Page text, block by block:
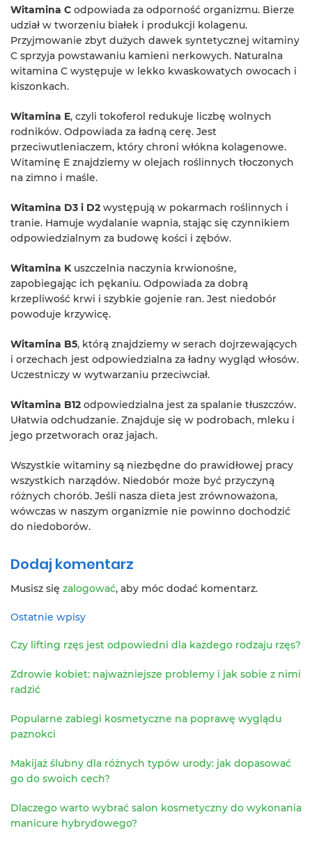
Witamina C odpowiada za odporność organizmu. Bierze
udział w tworzeniu białek i produkcji kolagenu.
Przyjmowanie zbyt dużych dawek syntetycznej witaminy
C sprzyja powstawaniu kamieni nerkowych. Naturalna
witamina C występuje w lekko kwaskowatych owocach i
kiszonkach.
Witamina E, czyli tokoferol redukuje liczbę wolnych
rodników. Odpowiada za ładną cerę. Jest
przeciwutleniaczem, który chroni włókna kolagenowe.
Witaminę E znajdziemy w olejach roślinnych tłoczonych
na zimno i maśle.
Witamina D3 i D2 występują w pokarmach roślinnych i
tranie. Hamuje wydalanie wapnia, stając się czynnikiem
odpowiedzialnym za budowę kości i zębów.
Witamina Kuszczelnia naczynia krwionośne,
zapobiegając ich pękaniu. Odpowiada za dobrą
krzepliwość krwi i szybkie gojenie ran. Jest niedobór
powoduje krzywicę.
Witamina B5, którą znajdziemy w serach dojrzewających
i orzechach jest odpowiedzialna za ładny wygląd włosów.
Uczestniczy w wytwarzaniu przeciwciał.
Witamina B12 odpowiedzialna jest za spalanie tłuszczów.
Ułatwia odchudzanie. Znajduje się w podrobach, mleku i
jego przetworach oraz jajach.
Wszystkie witaminy są niezbędne do prawidłowej pracy
wszystkich narządów. Niedobór może być przyczyną
różnych chorób. Jeśli nasza dieta jest zrównoważona,
wówczas w naszym organizmie nie powinno dochodzić
do niedoborów.
Dodaj komentarz
Musisz się zalogować, aby móc dodać komentarz.
Ostatnie wpisy
Czy lifting rzęs jest odpowiedni dla każdego rodzaju rzęs?
Zdrowie kobiet: najważniejsze problemy i jak sobie z nimi
radzić
Popularne zabiegi kosmetyczne na poprawę wyglądu
paznokci
Makijaż ślubny dla różnych typów urody: jak dopasować
go do swoich cech?
Dlaczego warto wybrać salon kosmetyczny do wykonania
manicure hybrydowego?